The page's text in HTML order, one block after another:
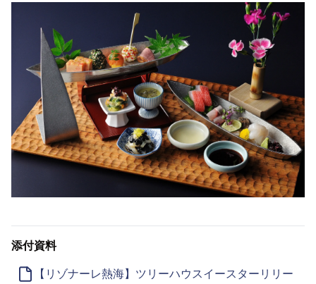
添付資料
【リゾナーレ熱海】ツリーハウスイースターリリー